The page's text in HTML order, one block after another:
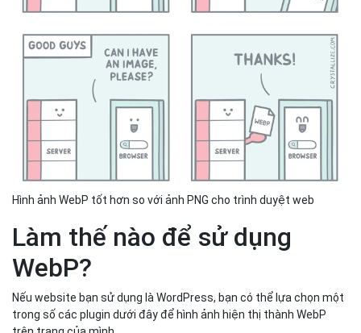
Hình ảnh WebP tốt hơn so với ảnh PNG cho trình duyệt web
Làm thế nào để sử dụng
WebP?
Nếu website bạn sử dụng là WordPress, bạn có thể lựa chọn một
trong số các plugin dưới đây để hình ảnh hiện thị thành WebP